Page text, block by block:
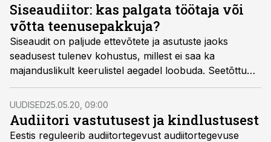
Siseaudiitor: kas palgata töötaja või
võtta teenusepakkuja?
Siseaudit on paljude ettevõtete ja asutuste jaoks
seadusest tulenev kohustus, millest ei saa ka
majanduslikult keerulistel aegadel loobuda. Seetõttu
tekib paratamatult küsimus, kuidas on lähtuvalt
ettevõtte vajadustest kõige soodsam ja mõistlikum see
kohustus täita. Kas võtta tööle enda siseaudiitor või
osta teenust sisse?
UUDISED25.05.20, 09:00
Audiitori vastutusest ja kindlustusest
Eestis reguleerib audiitortegevust audiitortegevuse